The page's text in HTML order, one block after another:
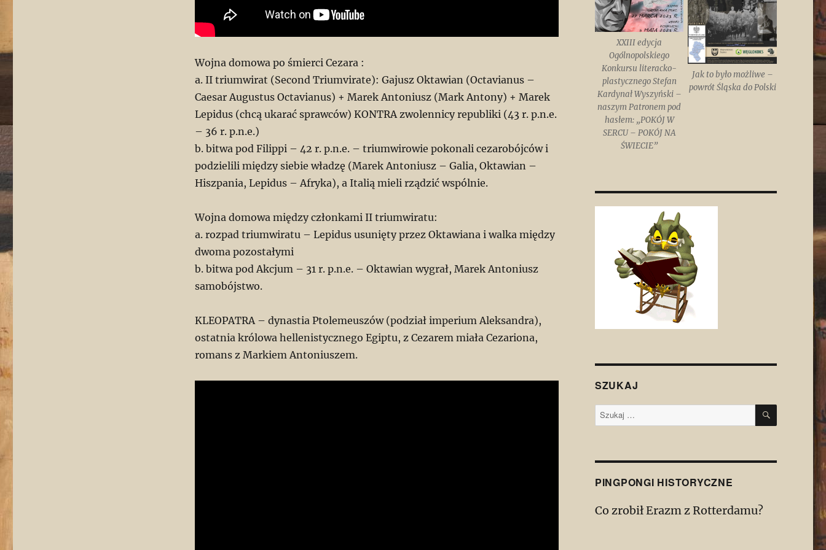
Wojna domowa po śmierci Cezara :
a. II triumwirat (Second Triumvirate): Gajusz Oktawian (Octavianus –
Caesar Augustus Octavianus) + Marek Antoniusz (Mark Antony) + Marek
Lepidus (chcą ukarać sprawców) KONTRA zwolennicy republiki (43 r. p.n.e.
– 36 r. p.n.e.)
b. bitwa pod Filippi – 42 r. p.n.e. – triumwirowie pokonali cezarobójców i
podzielili między siebie władzę (Marek Antoniusz – Galia, Oktawian –
Hiszpania, Lepidus – Afryka), a Italią mieli rządzić wspólnie.
Wojna domowa między członkami II triumwiratu:
a. rozpad triumwiratu – Lepidus usunięty przez Oktawiana i walka między
dwoma pozostałymi
b. bitwa pod Akcjum – 31 r. p.n.e. – Oktawian wygrał, Marek Antoniusz
samobójstwo.
KLEOPATRA – dynastia Ptolemeuszów (podział imperium Aleksandra),
ostatnia królowa hellenistycznego Egiptu, z Cezarem miała Cezariona,
romans z Markiem Antoniuszem.
XXIII edycja
Ogólnopolskiego
Konkursu literacko-
plastycznego Stefan
Kardynał Wyszyński –
naszym Patronem pod
hasłem: „POKÓJ W
SERCU – POKÓJ NA
ŚWIECIE”
Jak to było możliwe –
powrót Śląska do Polski
SZUKAJ
Szukaj: SZUKAJ
PINGPONGI HISTORYCZNE
Co zrobił Erazm z Rotterdamu?